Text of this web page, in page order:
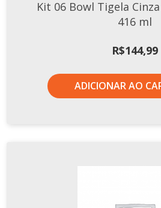
Kit 06 Bowl Tigela
416 ml
R$144,99
ADICIONAR AO